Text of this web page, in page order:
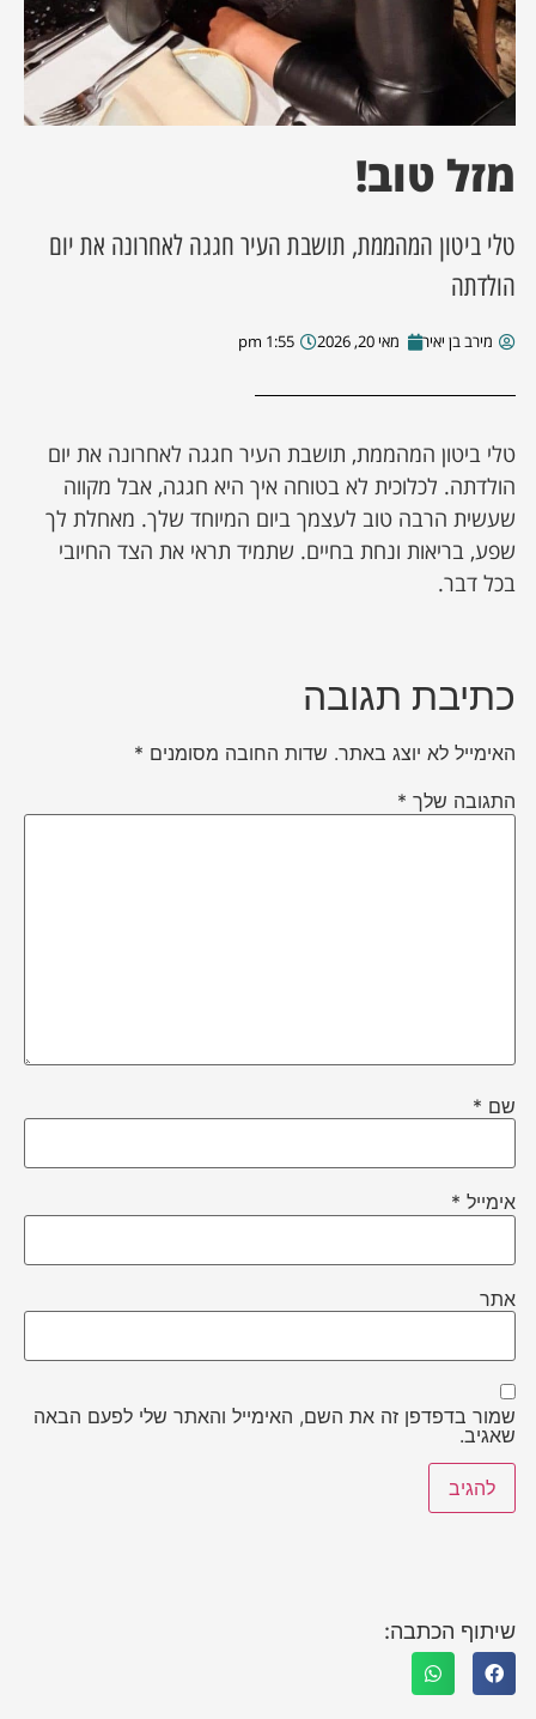
מסע מלחמה
השבוע
מקומית
מזל טוב!
טלי ביטון המהממת, תושבת העיר חגגה לאחרונה את יום
הולדתה
מירב בן יאיר מאי 20, 2026 1:55 pm
טלי ביטון המהממת, תושבת העיר חגגה לאחרונה את יום
הולדתה. לכלוכית לא בטוחה איך היא חגגה, אבל מקווה
שעשית הרבה טוב לעצמך ביום המיוחד שלך. מאחלת לך
שפע, בריאות ונחת בחיים. שתמיד תראי את הצד החיובי
בכל דבר.
כתיבת תגובה
האימייל לא יוצג באתר. שדות החובה מסומנים *
התגובה שלך *
שם *
אימייל *
אתר
שמור בדפדפן זה את השם, האימייל והאתר שלי לפעם הבאה
שאגיב.
שיתוף הכתבה: